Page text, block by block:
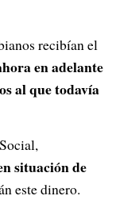
recibían el
en adelante
al que todavía
situación de
este dinero.